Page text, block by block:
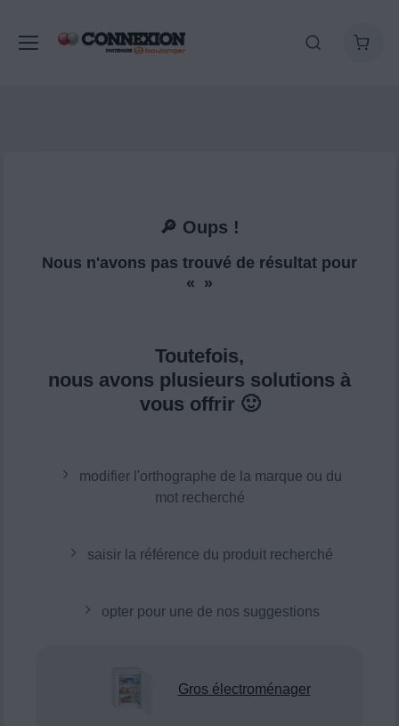
🔎 Oups !
Nous n'avons pas trouvé de résultat pour
« »
Toutefois,
nous avons plusieurs solutions à
vous offrir 🙂
modifier l'orthographe de la marque ou du
mot recherché
saisir la référence du produit recherché
opter pour une de nos suggestions
Gros électroménager